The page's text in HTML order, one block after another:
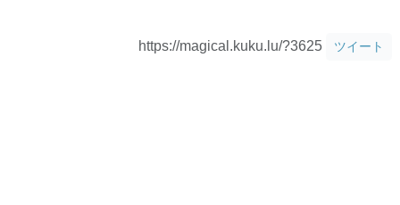
https://magical.kuku.lu/?3625 ツイート